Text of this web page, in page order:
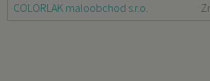
COLORLAK maloobchod s.r.o.